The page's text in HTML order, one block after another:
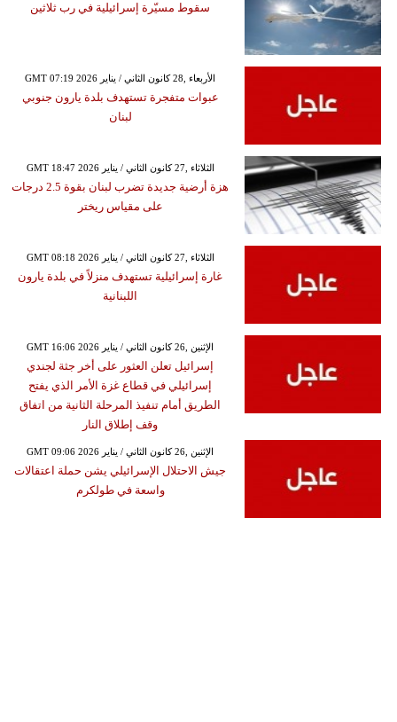
سقوط مسيّرة إسرائيلية في رب ثلاثين
GMT 07:19 2026 الأربعاء ,28 كانون الثاني / يناير
عبوات متفجرة تستهدف بلدة يارون جنوبي
لبنان
GMT 18:47 2026 الثلاثاء ,27 كانون الثاني / يناير
هزة أرضية جديدة تضرب لبنان بقوة 2.5 درجات
على مقياس ريختر
GMT 08:18 2026 الثلاثاء ,27 كانون الثاني / يناير
غارة إسرائيلية تستهدف منزلاً في بلدة يارون
اللبنانية
GMT 16:06 2026 الإثنين ,26 كانون الثاني / يناير
إسرائيل تعلن العثور على أخر جثة لجندي
إسرائيلي في قطاع غزة الأمر الذي يفتح
الطريق أمام تنفيذ المرحلة الثانية من اتفاق
وقف إطلاق النار
GMT 09:06 2026 الإثنين ,26 كانون الثاني / يناير
جيش الاحتلال الإسرائيلي يشن حملة اعتقالات
واسعة في طولكرم